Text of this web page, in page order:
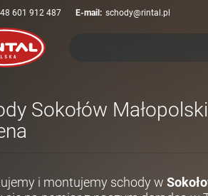
601 912 487 E-mail: schody@rintal.pl
Sokołów
i montujemy schody w